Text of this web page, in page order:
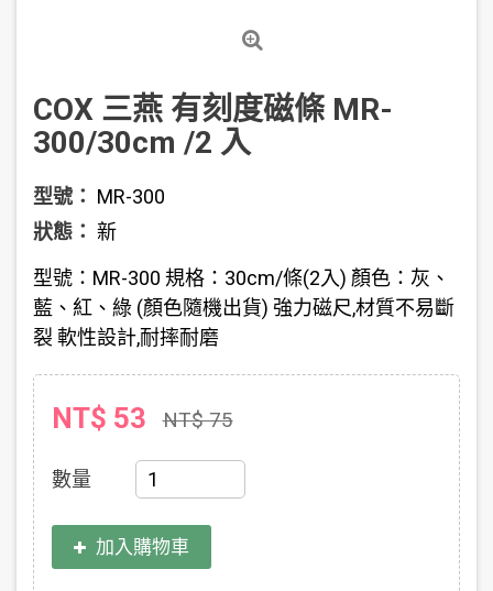
COX 三燕 有刻度磁條 MR-
300/30cm /2 入
型號： MR-300
狀態： 新
型號：MR-300 規格：30cm/條(2入) 顏色：灰、
藍、紅、綠 (顏色隨機出貨) 強力磁尺,材質不易斷
裂 軟性設計,耐摔耐磨
NT$ 53 NT$ 75
數量
加入購物車